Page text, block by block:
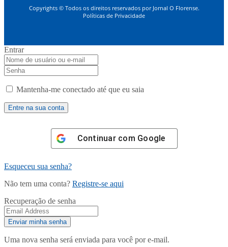
Copyrights © Todos os direitos reservados por Jornal O Florense.
Políticas de Privacidade
Entrar
Mantenha-me conectado até que eu saia
Continuar com Google
Esqueceu sua senha?
Não tem uma conta? Registre-se aqui
Recuperação de senha
Uma nova senha será enviada para você por e-mail.